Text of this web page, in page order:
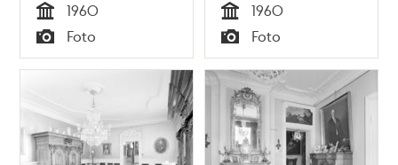
Tid
1960
Typ
Foto Tid
1960
Typ
Foto